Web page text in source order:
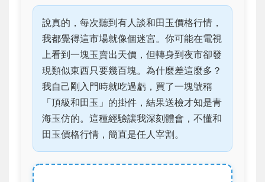
說真的，每次聽到有人談和田玉價格行情，
我都覺得這市場就像個迷宮。你可能在電視
上看到一塊玉賣出天價，但轉身到夜市卻發
現類似東西只要幾百塊。為什麼差這麼多？
我自己剛入門時就吃過虧，買了一塊號稱
「頂級和田玉」的掛件，結果送檢才知是青
海玉仿的。這種經驗讓我深刻體會，不懂和
田玉價格行情，簡直是任人宰割。